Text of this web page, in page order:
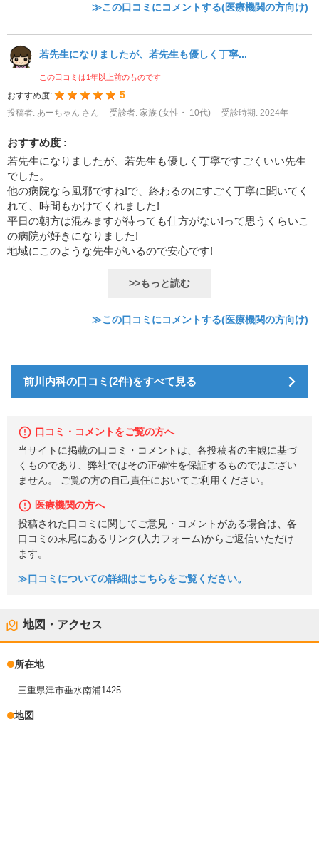
≫この口コミにコメントする(医療機関の方向け)
若先生になりましたが、若先生も優しく丁寧...
この口コミは1年以上前のものです
おすすめ度: 5
投稿者: あーちゃん さん 受診者: 家族 (女性・ 10代) 受診時期: 2024年
おすすめ度 :
若先生になりましたが、若先生も優しく丁寧ですごくいい先生
でした。
他の病院なら風邪ですね!で、終わるのにすごく丁寧に聞いてく
れて、時間もかけてくれました!
平日の朝方は混みますが待っても仕方がない!って思うくらいこ
の病院が好きになりました!
地域にこのような先生がいるので安心です!
>>もっと読む
≫この口コミにコメントする(医療機関の方向け)
前川内科の口コミ(2件)をすべて見る
口コミ・コメントをご覧の方へ
当サイトに掲載の口コミ・コメントは、各投稿者の主観に基づ
くものであり、弊社ではその正確性を保証するものではござい
ません。 ご覧の方の自己責任においてご利用ください。
医療機関の方へ
投稿された口コミに関してご意見・コメントがある場合は、各
口コミの末尾にあるリンク(入力フォーム)からご返信いただけ
ます。
≫口コミについての詳細はこちらをご覧ください。
地図・アクセス
所在地
三重県津市垂水南浦1425
地図